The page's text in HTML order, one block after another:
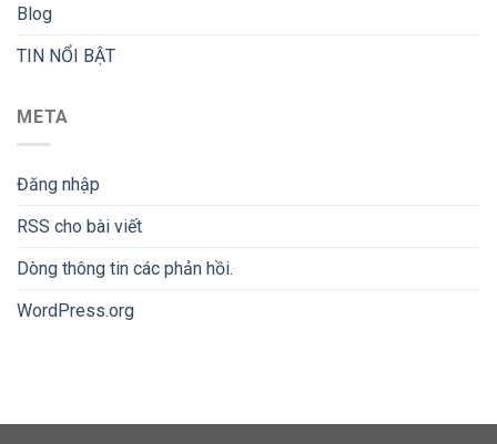
Blog
TIN NỔI BẬT
META
Đăng nhập
RSS cho bài viết
Dòng thông tin các phản hồi.
WordPress.org